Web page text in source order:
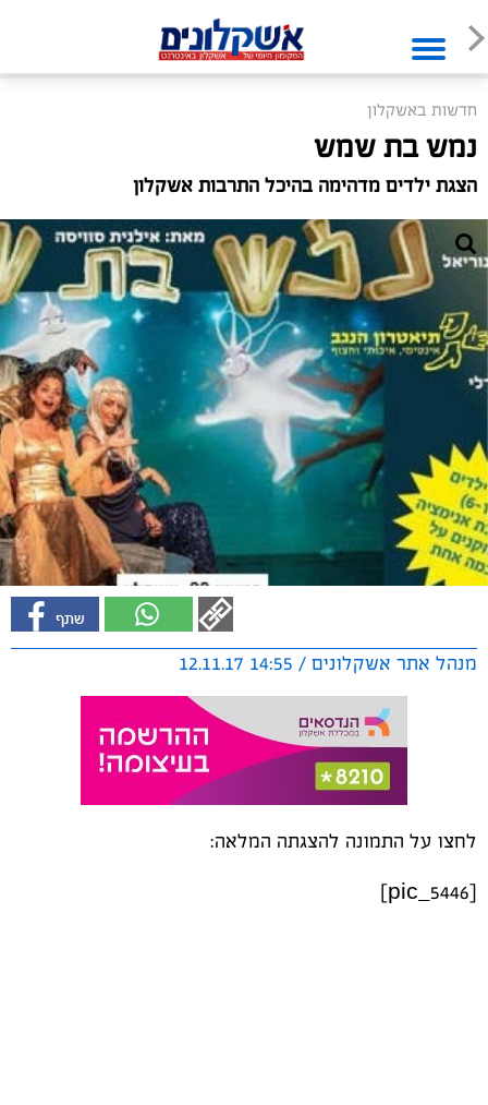
חדשות באשקלון
נמש בת שמש
הצגת ילדים מדהימה בהיכל התרבות אשקלון
מנהל אתר אשקלונים / 14:55 12.11.17
לחצו על התמונה להצגתה המלאה:
[pic_5446]